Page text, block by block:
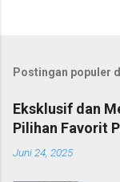
Postingan populer
Eksklusif dan
Pilihan Favorit
Juni 24, 2025